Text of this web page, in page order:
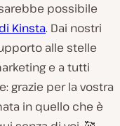
possibile
Kinsta. Dai nostri
alle stelle
e a tutti
grazie per la vostra
in quello che è